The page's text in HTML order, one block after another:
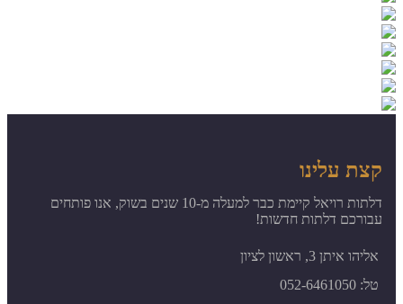
קצת עלינו
דלתות רויאל קיימת כבר למעלה מ-10 שנים בשוק, אנו פותחים
עבורכם דלתות חדשות!
אליהו איתן 3, ראשון לציון
טל: 052-6461050